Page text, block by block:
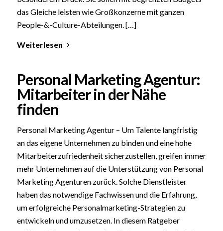
das Gleiche leisten wie Großkonzerne mit ganzen
People-&-Culture-Abteilungen. […]
Weiterlesen
Personal Marketing Agentur:
Mitarbeiter in der Nähe
finden
Personal Marketing Agentur – Um Talente langfristig
an das eigene Unternehmen zu binden und eine hohe
Mitarbeiterzufriedenheit sicherzustellen, greifen immer
mehr Unternehmen auf die Unterstützung von Personal
Marketing Agenturen zurück. Solche Dienstleister
haben das notwendige Fachwissen und die Erfahrung,
um erfolgreiche Personalmarketing-Strategien zu
entwickeln und umzusetzen. In diesem Ratgeber